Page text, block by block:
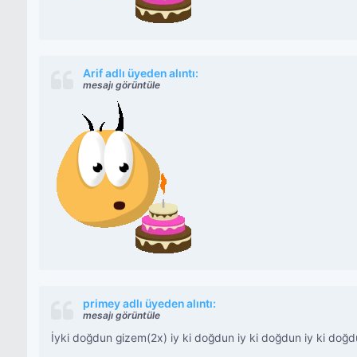
Arif adlı üyeden alıntı:
mesajı görüntüle
primey adlı üyeden alıntı:
mesajı görüntüle
İyki doğdun gizem(2x) iy ki doğdun iy ki doğdun iy ki